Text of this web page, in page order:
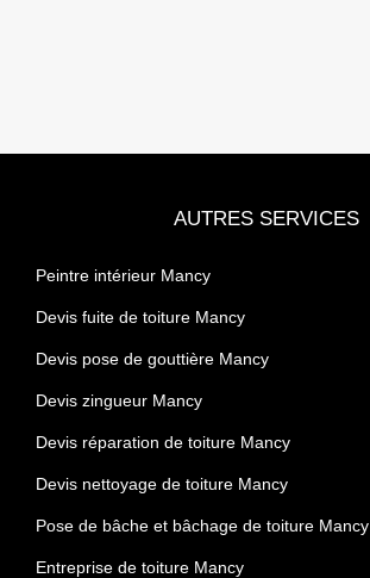
AUTRES SERVICES
Peintre intérieur Mancy
Devis fuite de toiture Mancy
Devis pose de gouttière Mancy
Devis zingueur Mancy
Devis réparation de toiture Mancy
Devis nettoyage de toiture Mancy
Pose de bâche et bâchage de toiture Mancy
Entreprise de toiture Mancy